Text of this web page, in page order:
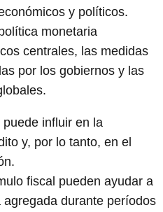
y políticos.
monetaria
centrales, las medidas
por los gobiernos y las
influir en la
y, por lo tanto, en el
fiscal pueden ayudar a
durante períodos